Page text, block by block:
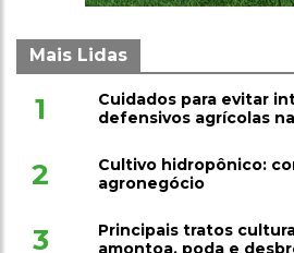
Mais Lidas
1
Cuidados para evitar
defensivos agrícolas
2
Cultivo hidropônico:
agronegócio
3
Principais tratos
amontoa, poda e